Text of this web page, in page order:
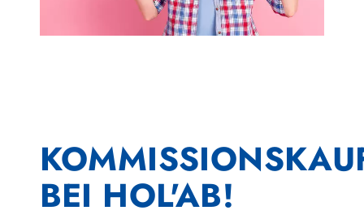
BEI HOL'AB!